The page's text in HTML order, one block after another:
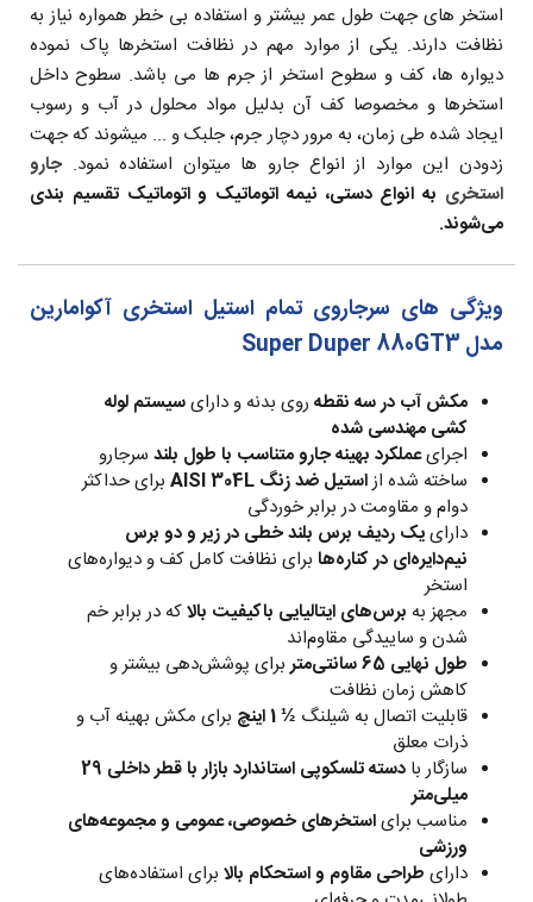
استخر های جهت طول عمر بیشتر و استفاده بی خطر همواره نیاز به
نظافت دارند. یکی از موارد مهم در نظافت استخرها پاک نموده
دیواره ها، کف و سطوح استخر از جرم ها می باشد. سطوح داخل
استخرها و مخصوصا کف آن بدلیل مواد محلول در آب و رسوب
ایجاد شده طی زمان، به مرور دچار جرم، جلبک و ... میشوند که جهت
زدودن این موارد از انواع جارو ها میتوان استفاده نمود. جارو
استخری به انواع دستی، نیمه اتوماتیک و اتوماتیک تقسیم بندی
می‌شوند.
ویژگی های سرجاروی تمام استیل استخری آکوامارین
مدل Super Duper 880GT3
مکش آب در سه نقطه روی بدنه و دارایسیستم لوله
کشی مهندسی شده
اجرایعملکرد بهینه جارو متناسب با طول بلند سرجارو
ساخته شده ازاستیل ضد زنگ AISI 304L
برای حداکثر
دوام و مقاومت در برابر خوردگی
داراییک ردیف برس بلند خطی در زیر و دو برس
نیم‌دایره‌ای در کناره‌ها برای نظافت کامل کف و دیواره‌های
استخر
مجهز به برس‌های ایتالیایی باکیفیت بالاکه در برابر خم
شدن و ساییدگی مقاوم‌اند
طول نهایی 65 سانتی‌متر
برای پوشش‌دهی بیشتر و
کاهش زمان نظافت
قابلیت اتصال به شیلنگ ½ 1 اینچ
برای مکش بهینه آب و
ذرات معلق
سازگار با
دسته تلسکوپی استاندارد بازار با قطر داخلی 29
میلی‌متر
مناسب برایاستخرهای خصوصی، عمومی و مجموعه‌های
ورزشی
دارای طراحی مقاوم و استحکام بالا برای استفاده‌های